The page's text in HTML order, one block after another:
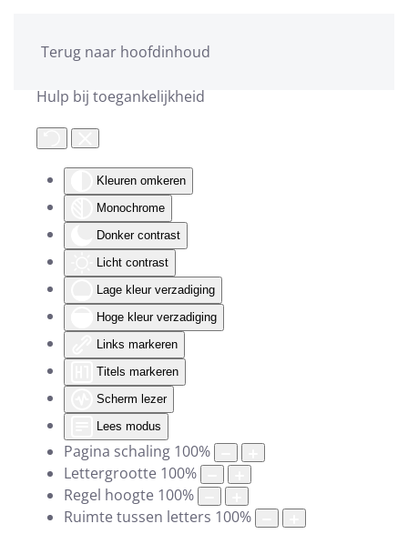
Hulp bij toegankelijkheid
Kleuren omkeren
Monochrome
Donker contrast
Licht contrast
Lage kleur verzadiging
Hoge kleur verzadiging
Links markeren
Titels markeren
Scherm lezer
Lees modus
Pagina schaling 100%
Lettergrootte 100%
Regel hoogte 100%
Ruimte tussen letters 100%
Terug naar hoofdinhoud